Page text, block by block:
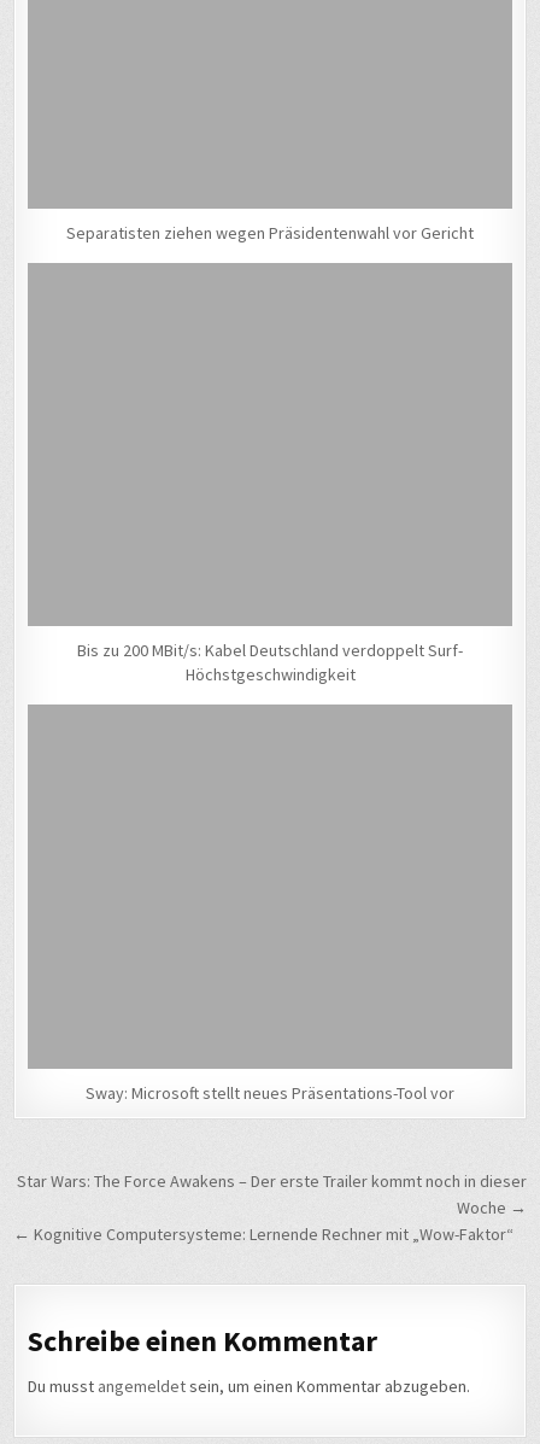
Separatisten ziehen wegen Präsidentenwahl vor Gericht
Bis zu 200 MBit/s: Kabel Deutschland verdoppelt Surf-
Höchstgeschwindigkeit
Sway: Microsoft stellt neues Präsentations-Tool vor
Beitragsnavigation
Star Wars: The Force Awakens – Der erste Trailer kommt noch in dieser
Woche →
← Kognitive Computersysteme: Lernende Rechner mit „Wow-Faktor“
Schreibe einen Kommentar
Du musst angemeldetsein, um einen Kommentar abzugeben.